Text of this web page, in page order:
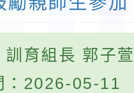
訓育組長 郭子
：2026-05-11